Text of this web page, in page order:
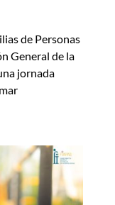
de Personas
General de la
jornada